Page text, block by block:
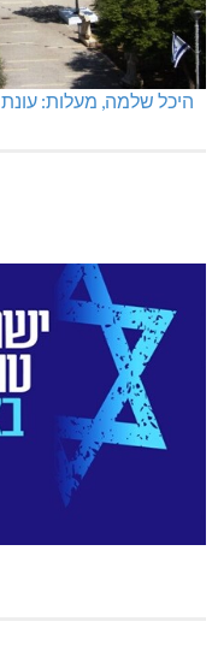
היכל שלמה, מעלות: עונת 26-27